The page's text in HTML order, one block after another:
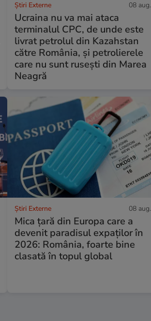
Știri Externe 08 aug.
Ucraina nu va mai ataca
terminalul CPC, de unde este
livrat petrolul din Kazahstan
către România, și petrolierele
care nu sunt rusești din Marea
Neagră
Știri Externe 08 aug.
Mica țară din Europa care a
devenit paradisul expaților în
2026: România, foarte bine
clasată în topul global